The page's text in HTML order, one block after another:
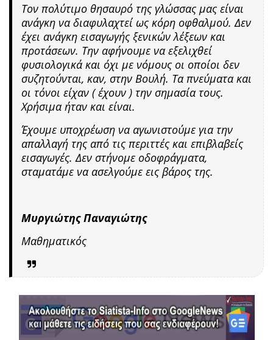
Τον πολύτιμο θησαυρό της γλώσσας μας είναι
ανάγκη να διαφυλαχτεί ως κόρη οφθαλμού. Δεν
έχει ανάγκη εισαγωγής ξενικών λέξεων και
προτάσεων. Την αφήνουμε να εξελιχθεί
φυσιολογικά και όχι με νόμους οι οποίοι δεν
συζητούνται, καν, στην Βουλή. Τα πνεύματα και
οι τόνοι είχαν ( έχουν ) την σημασία τους.
Χρήσιμα ήταν και είναι.
Έχουμε υποχρέωση να αγωνιστούμε για την
απαλλαγή της από τις περιττές και επιβλαβείς
εισαγωγές. Δεν στήνομε οδοφράγματα,
σταματάμε να ασελγούμε εις βάρος της.
Μυργιώτης Παναγιώτης
Μαθηματικός